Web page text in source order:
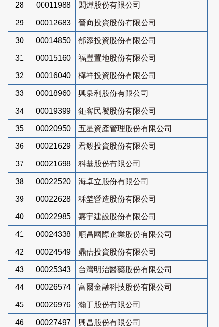
28 00011988 閎燁股份有限公司
29 00012683 晉商投資股份有限公司
30 00014850 郁添投資股份有限公司
31 00015160 福豐置地股份有限公司
32 00016040 樺祥投資股份有限公司
33 00018960 興泉利股份有限公司
34 00019399 鉅客民饕股份有限公司
35 00020950 五星資產管理股份有限公司
36 00021629 君毅投資股份有限公司
37 00021698 科基股份有限公司
38 00022520 海卓立股份有限公司
39 00022628 秝埜營造股份有限公司
40 00022985 嘉宇建設股份有限公司
41 00024338 順昌國際企業股份有限公司
42 00024549 鼎佶投資股份有限公司
43 00025343 台灣明治醫藥股份有限公司
44 00026574 富爾金融科技股份有限公司
45 00026976 瀚于股份有限公司
46 00027497 興昌股份有限公司